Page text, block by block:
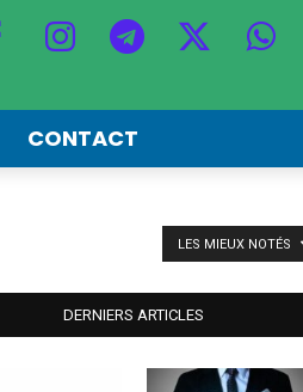
CONTACT
LES MIEUX NOTÉS
DERNIERS ARTICLES